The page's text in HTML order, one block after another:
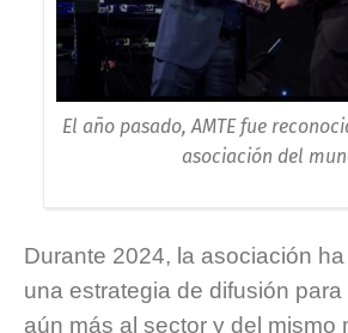
El año pasado, AMTE fue
asociación del
Durante 2024, la asociación
una estrategia de difusión
aún más al sector y del mismo